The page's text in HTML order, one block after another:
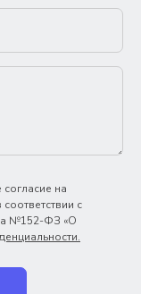
на
с
№152-ФЗ «О